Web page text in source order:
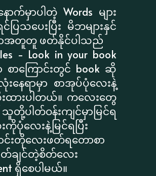
ာက်မှာပါတဲ့ Words များ
ြသပေးပြီး မိဘများနှင်
အတူတူ ဖတ်နိုင်ပါသည်
- Look in your book
ာကြောင်းတွင် book ဆို
နေရာမှာ စာအုပ်ပုံလေးနဲ့
ထားပါတယ်။ ကလေးတွေ
ပါတ်ဝန်းကျင်မှာမြင်ရ
ပုံလေးနဲ့မြင်ရပြီး
င်းတိုလေးဖတ်ရတောစာ
ချင်တဲ့စိတ်လေး
ရှိစေပါမယ်။